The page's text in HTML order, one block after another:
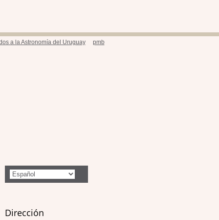
a la Astronomía del Uruguay pmb
Dirección